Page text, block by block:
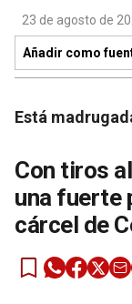
23 de agosto de
Añadir como
Está
Con tiros
una fuerte
cárcel de